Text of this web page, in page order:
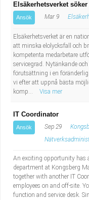
Elsäkerhetsverket
Ansök Mar 9
Elsäkerhetsverket är en
att minska elolycksfall och
kompetenta medarbetare
servicegrad. Nytänkande
förutsättning i en
vi efter att uppnå bästa
komp...
Visa mer
IT Coordinator
Ansök Sep 29
An exciting opportunity has
department at Kongsberg
together with another IT
employees on and off-site.
function and service desk.